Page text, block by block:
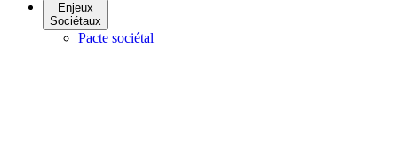
Enjeux
Sociétaux
Pacte sociétal